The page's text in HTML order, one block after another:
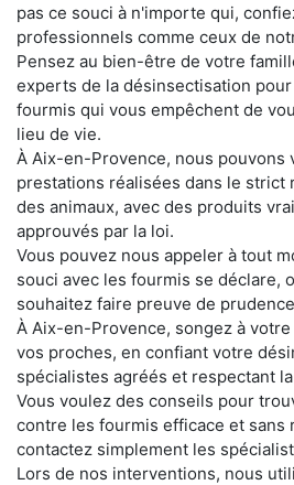
pas ce souci à n'importe qui,
professionnels comme ceux de
Pensez au bien-être de votre
experts de la désinsectisation
fourmis qui vous empêchent de
lieu de vie.
À Aix-en-Provence, nous pouvons
prestations réalisées dans le strict
des animaux, avec des produits
approuvés par la loi.
Vous pouvez nous appeler à tout
souci avec les fourmis se déclare,
souhaitez faire preuve de
À Aix-en-Provence, songez à
vos proches, en confiant votre
spécialistes agréés et respectant
Vous voulez des conseils pour
contre les fourmis efficace et sans
contactez simplement les
Lors de nos interventions, nous